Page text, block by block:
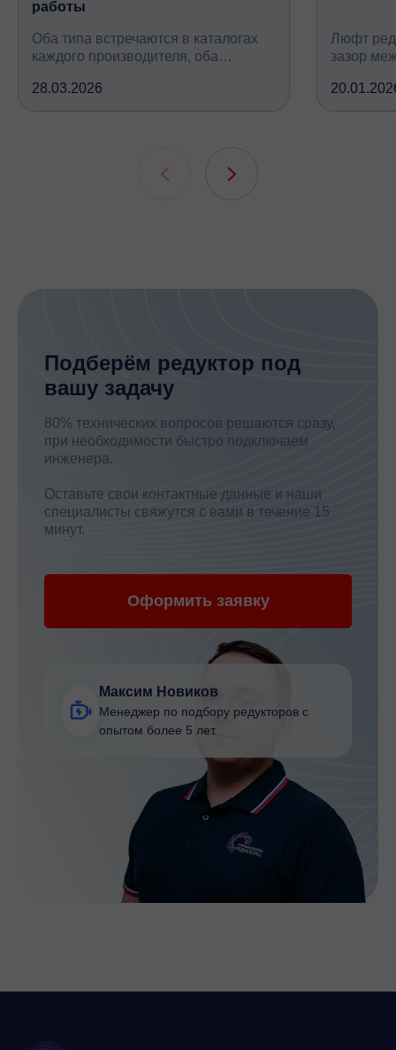
работы
Оба типа встречаются в каталогах
каждого производителя, оба
крутящий момент, но устроены
принципиально по-разному, при
28.03.2026
Люфт
зазор
всех
Подберём редуктор под
вашу задачу
80% технических вопросов решаются сразу,
при необходимости быстро подключаем
инженера.
Оставьте свои контактные данные и наши
специалисты свяжутся с вами в течение 15
минут.
Оформить заявку
Максим Новиков
Менеджер по подбору редукторов с
опытом более 5 лет.